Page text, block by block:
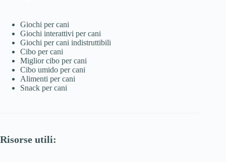
Giochi per cani
Giochi interattivi per cani
Giochi per cani indistruttibili
Cibo per cani
Miglior cibo per cani
Cibo umido per cani
Alimenti per cani
Snack per cani
Risorse utili: